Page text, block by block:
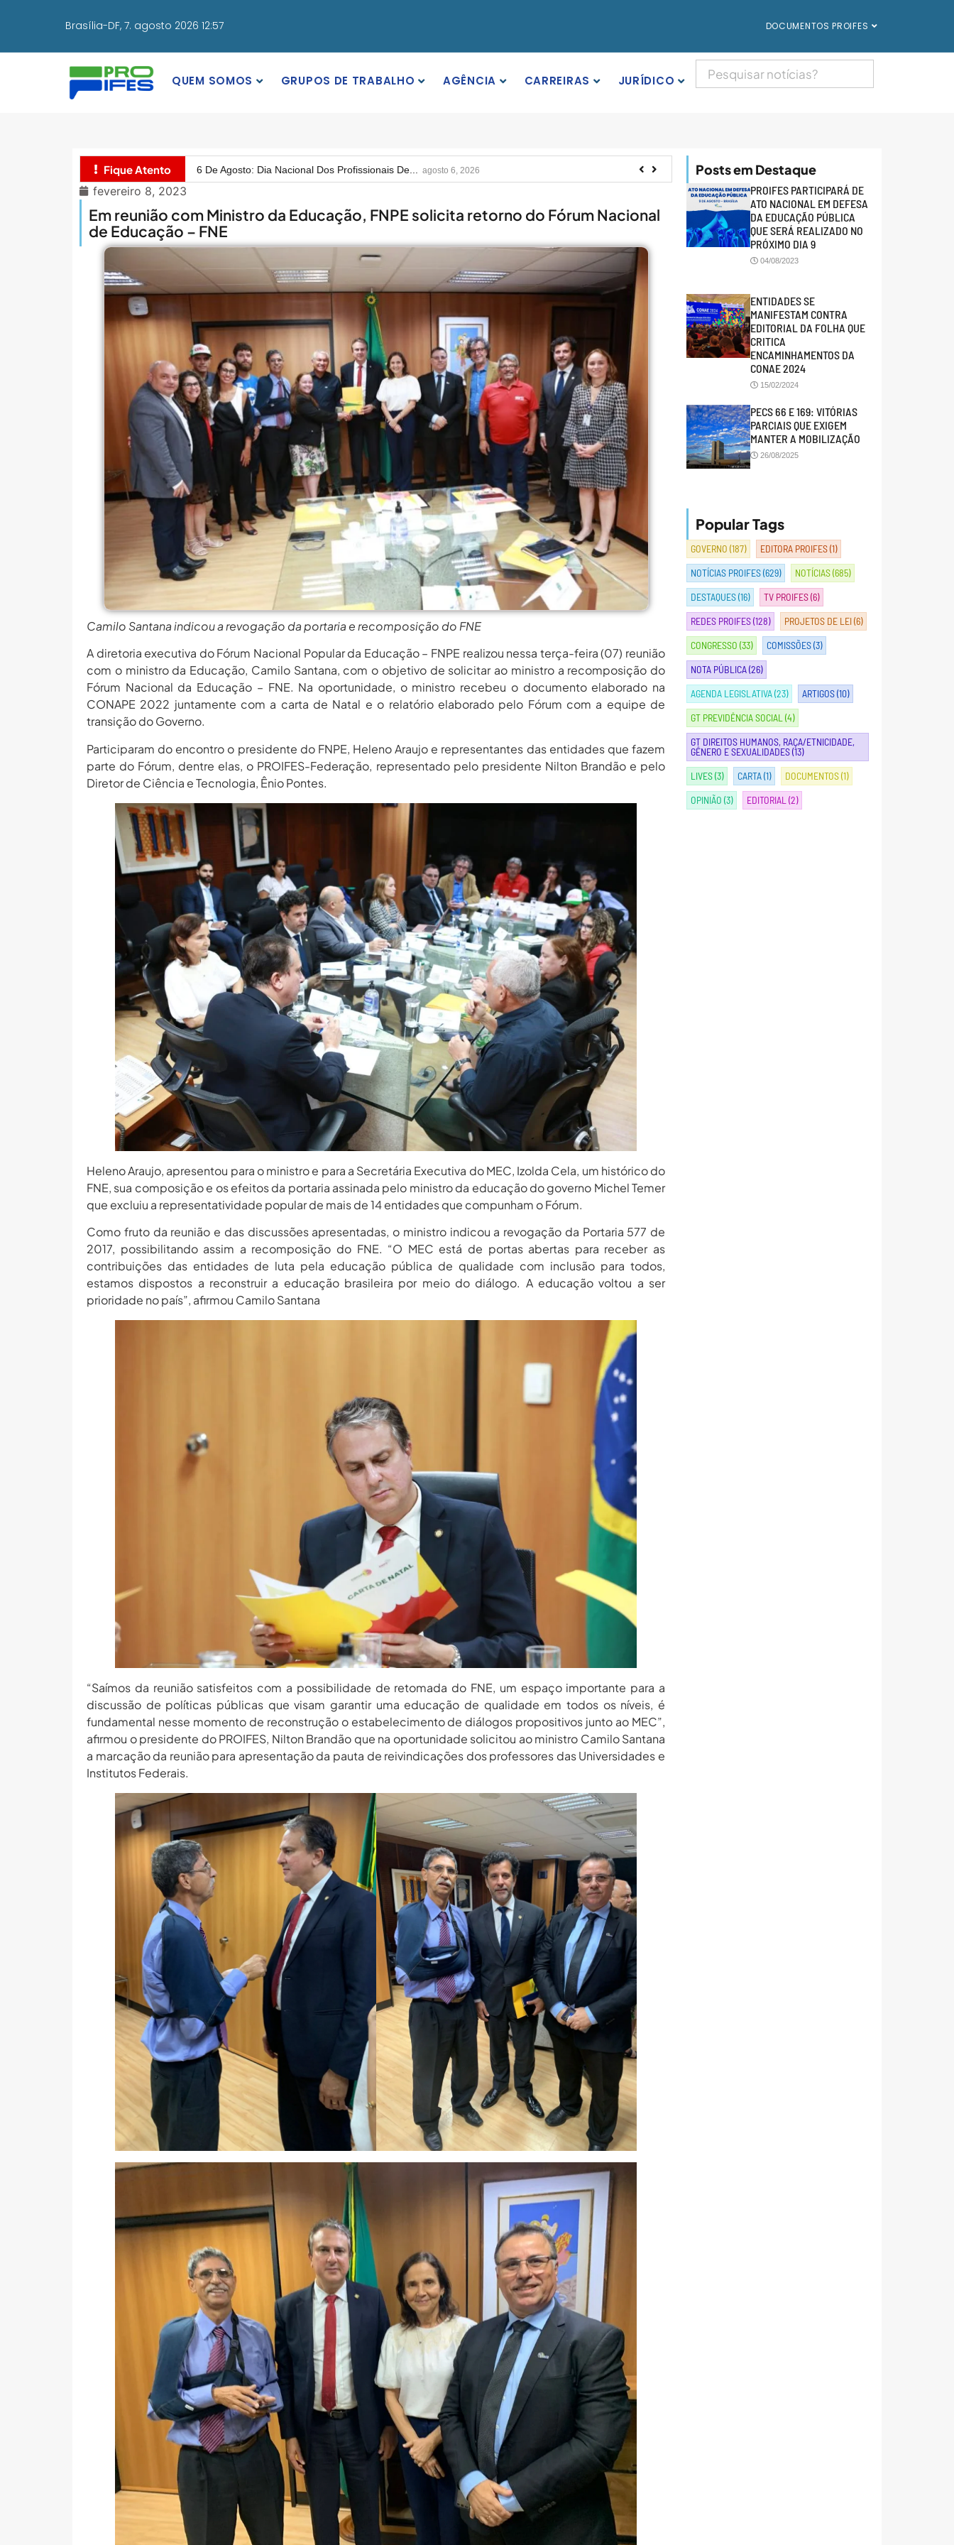
Brasília-DF, 7. agosto 2026 12:57 DOCUMENTOS PROIFES
QUEM SOMOS GRUPOS DE TRABALHO AGÊNCIA CARREIRAS JURÍDICO
Fique Atento PROIFES Celebra Os 58 Anos Da APUB... agosto 6, 2026
Balanço Da 78ª SBPC: Na Primeira Participação, PROIFES...
6 De Agosto: Dia Nacional Dos Profissionais De...
PROIFES Celebra Os 58 Anos Da APUB... agosto 6, 2026
MEC Autoriza 937 Novos Cargos Em Institutos Federais...
Balanço Da 78ª SBPC: Na Primeira Participação, PROIFES... agosto 6, 2026
6 De Agosto: Dia Nacional Dos Profissionais De... agosto 6, 2026
PROIFES Celebra Os 58 Anos Da APUB... agosto 6, 2026
MEC Autoriza 937 Novos Cargos Em Institutos Federais... agosto 6, 2026
Balanço Da 78ª SBPC: Na Primeira Participação, PROIFES... agosto 6, 2026
6 De Agosto: Dia Nacional Dos Profissionais De...
PROIFES Celebra Os 58 Anos Da APUB... agosto 6, 2026
MEC Autoriza 937 Novos Cargos Em Institutos Federais... agosto 6, 2026
fevereiro 8, 2023
Em reunião com Ministro da Educação, FNPE solicita retorno do Fórum Nacional
de Educação – FNE
Camilo Santana indicou a revogação da portaria e recomposição do FNE
A diretoria executiva do Fórum Nacional Popular da Educação – FNPE realizou nessa terça-feira (07) reunião
com o ministro da Educação, Camilo Santana, com o objetivo de solicitar ao ministro a recomposição do
Fórum Nacional da Educação – FNE. Na oportunidade, o ministro recebeu o documento elaborado na
CONAPE 2022 juntamente com a carta de Natal e o relatório elaborado pelo Fórum com a equipe de
transição do Governo.
Participaram do encontro o presidente do FNPE, Heleno Araujo e representantes das entidades que fazem
parte do Fórum, dentre elas, o PROIFES-Federação, representado pelo presidente Nilton Brandão e pelo
Diretor de Ciência e Tecnologia, Ênio Pontes.
Heleno Araujo, apresentou para o ministro e para a Secretária Executiva do MEC, Izolda Cela, um histórico do
FNE, sua composição e os efeitos da portaria assinada pelo ministro da educação do governo Michel Temer
que excluiu a representatividade popular de mais de 14 entidades que compunham o Fórum.
Como fruto da reunião e das discussões apresentadas, o ministro indicou a revogação da Portaria 577 de
2017, possibilitando assim a recomposição do FNE. “O MEC está de portas abertas para receber as
contribuições das entidades de luta pela educação pública de qualidade com inclusão para todos,
estamos dispostos a reconstruir a educação brasileira por meio do diálogo. A educação voltou a ser
prioridade no país”, afirmou Camilo Santana
“Saímos da reunião satisfeitos com a possibilidade de retomada do FNE, um espaço importante para a
discussão de políticas públicas que visam garantir uma educação de qualidade em todos os níveis, é
fundamental nesse momento de reconstrução o estabelecimento de diálogos propositivos junto ao MEC”,
afirmou o presidente do PROIFES, Nilton Brandão que na oportunidade solicitou ao ministro Camilo Santana
a marcação da reunião para apresentação da pauta de reivindicações dos professores das Universidades e
Institutos Federais.
Posts em Destaque
PROIFES PARTICIPARÁ DE
ATO NACIONAL EM DEFESA
DA EDUCAÇÃO PÚBLICA
QUE SERÁ REALIZADO NO
PRÓXIMO DIA 9
04/08/2023
ENTIDADES SE
MANIFESTAM CONTRA
EDITORIAL DA FOLHA QUE
CRITICA
ENCAMINHAMENTOS DA
CONAE 2024
15/02/2024
PECS 66 E 169: VITÓRIAS
PARCIAIS QUE EXIGEM
MANTER A MOBILIZAÇÃO
26/08/2025
Popular Tags
GOVERNO (187) EDITORA PROIFES(1)
NOTÍCIAS PROIFES(629) NOTÍCIAS(685)
DESTAQUES(16) TV PROIFES(6)
REDES PROIFES(128) PROJETOS DE LEI(6)
CONGRESSO (33) COMISSÕES(3)
NOTA PÚBLICA(26)
AGENDA LEGISLATIVA(23) ARTIGOS(10)
GT PREVIDÊNCIA SOCIAL (4)
GT DIREITOS HUMANOS, RAÇA/ETNICIDADE,
GÊNERO E SEXUALIDADES(13)
LIVES(3) CARTA(1) DOCUMENTOS(1)
OPINIÃO (3) EDITORIAL (2)